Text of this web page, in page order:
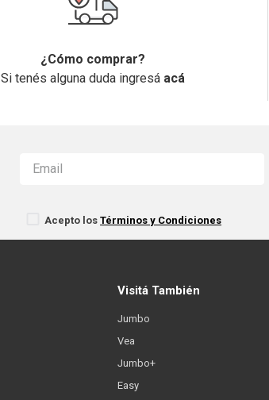
¿Cómo comprar?
Si tenés alguna duda ingresá acá
Acepto losTérminos y Condiciones
Visitá También
Jumbo
Vea
Jumbo+
Easy